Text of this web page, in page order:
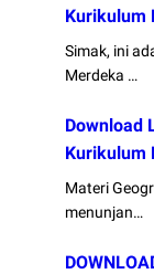
Kurikulum
Simak, ini
Merdeka …
Download
Kurikulum
Materi
menunjan…